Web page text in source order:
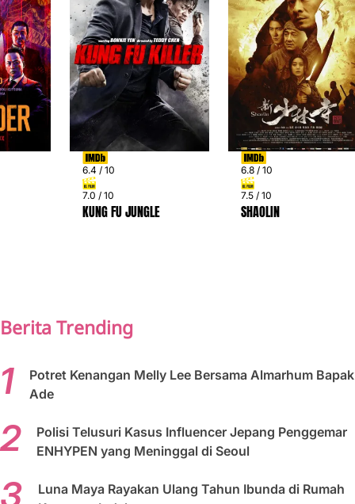
6.4 / 10
7.0 / 10
KUNG FU JUNGLE
6.8 / 10
7.5 / 10
SHAOLIN
Berita Trending
Potret Kenangan Melly Lee Bersama Almarhum Bapak
Ade
Polisi Telusuri Kasus Influencer Jepang Penggemar
ENHYPEN yang Meninggal di Seoul
Luna Maya Rayakan Ulang Tahun Ibunda di Rumah